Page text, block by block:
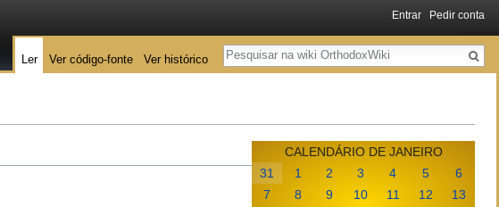
CALENDÁRIO DE JANEIRO
31
1 2 3 4 5
6
7
8 9 10 11 12
13
Entrar Pedir conta
Ler Ver código-fonte Ver histórico
Pesquisa